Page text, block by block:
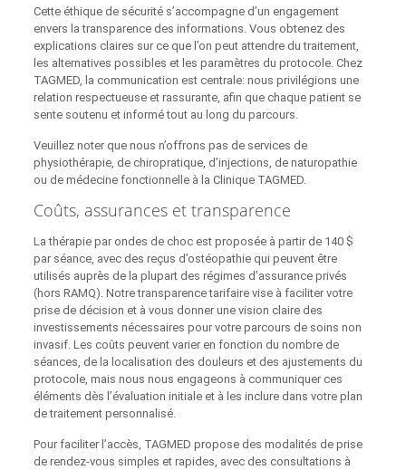
Cette éthique de sécurité s’accompagne d’un engagement
envers la transparence des informations. Vous obtenez des
explications claires sur ce que l’on peut attendre du traitement,
les alternatives possibles et les paramètres du protocole. Chez
TAGMED, la communication est centrale: nous privilégions une
relation respectueuse et rassurante, afin que chaque patient se
sente soutenu et informé tout au long du parcours.
Veuillez noter que nous n’offrons pas de services de
physiothérapie, de chiropratique, d’injections, de naturopathie
ou de médecine fonctionnelle à la Clinique TAGMED.
Coûts, assurances et transparence
La thérapie par ondes de choc est proposée à partir de 140 $
par séance, avec des reçus d’ostéopathie qui peuvent être
utilisés auprès de la plupart des régimes d’assurance privés
(hors RAMQ). Notre transparence tarifaire vise à faciliter votre
prise de décision et à vous donner une vision claire des
investissements nécessaires pour votre parcours de soins non
invasif. Les coûts peuvent varier en fonction du nombre de
séances, de la localisation des douleurs et des ajustements du
protocole, mais nous nous engageons à communiquer ces
éléments dès l’évaluation initiale et à les inclure dans votre plan
de traitement personnalisé.
Pour faciliter l’accès, TAGMED propose des modalités de prise
de rendez‑vous simples et rapides, avec des consultations à